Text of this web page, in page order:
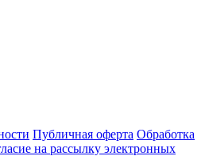
Публичная оферта Обработка
на рассылку электронных